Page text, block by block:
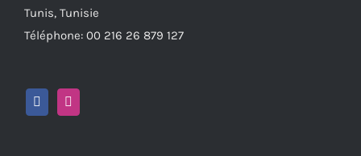
Tunis, Tunisie
Téléphone: 00 216 26 879 127